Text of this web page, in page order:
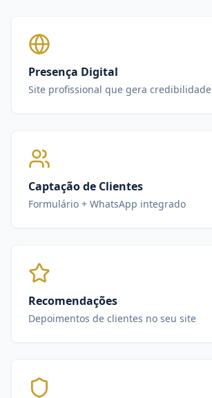
Presença Digital
Site profissional que gera credibilidade
Captação de Clientes
Formulário + WhatsApp integrado
Recomendações
Depoimentos de clientes no seu site